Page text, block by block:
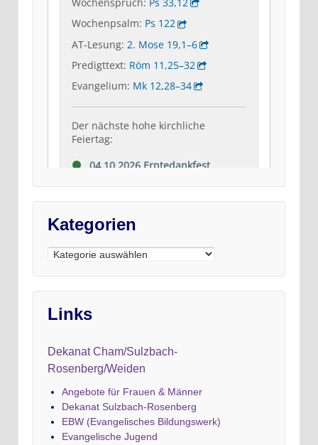
Kategorien
Kategorien
Links
Dekanat Cham/Sulzbach-
Rosenberg/Weiden
Angebote für Frauen & Männer
Dekanat Sulzbach-Rosenberg
EBW (Evangelisches Bildungswerk)
Evangelische Jugend